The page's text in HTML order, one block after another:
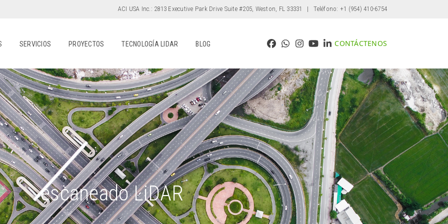
ACI USA Inc.: 2813 Executive Park Drive Suite #205, Weston, FL 33331 | Teléfono: +1 (954) 410-6754
SERVICIOS PROYECTOS TECNOLOGÍA LIDAR BLOG Facebook
Whatsapp
Instagram
YouTubeLinkedIn
CONTÁCTENOS
escaneado LiDAR